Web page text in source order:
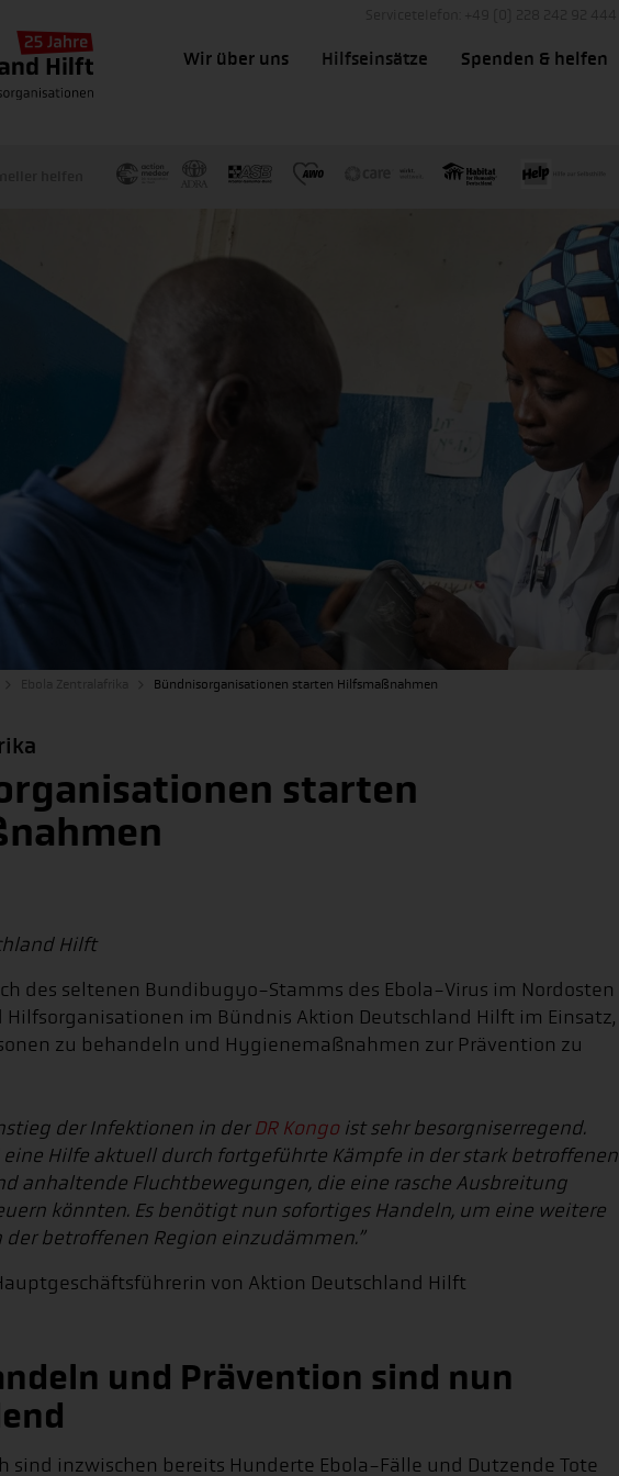
Wir über uns Hilfseinsätze Spenden & helfen
Bündnisorganisationen starten Hilfsmaßnahmen
starten
Hilft
des seltenen Bundibugyo-Stamms des Ebola-Virus im Nordosten
Hilfsorganisationen im Bündnis Aktion Deutschland Hilft im Einsatz,
zu behandeln und Hygienemaßnahmen zur Prävention zu
der Infektionen in derDR Kongoist sehr besorgniserregend.
eine Hilfe aktuell durch fortgeführte Kämpfe in der stark betroffenen
anhaltende Fluchtbewegungen, die eine rasche Ausbreitung
könnten. Es benötigt nun sofortiges Handeln, um eine weitere
betroffenen Region einzudämmen.”
von Aktion Deutschland Hilft
und Prävention sind nun
sind inzwischen bereits Hunderte Ebola-Fälle und Dutzende Tote